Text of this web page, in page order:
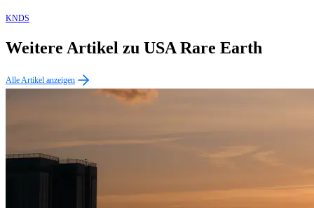
KNDS
Weitere Artikel zu USA Rare Earth
Alle Artikel anzeigen